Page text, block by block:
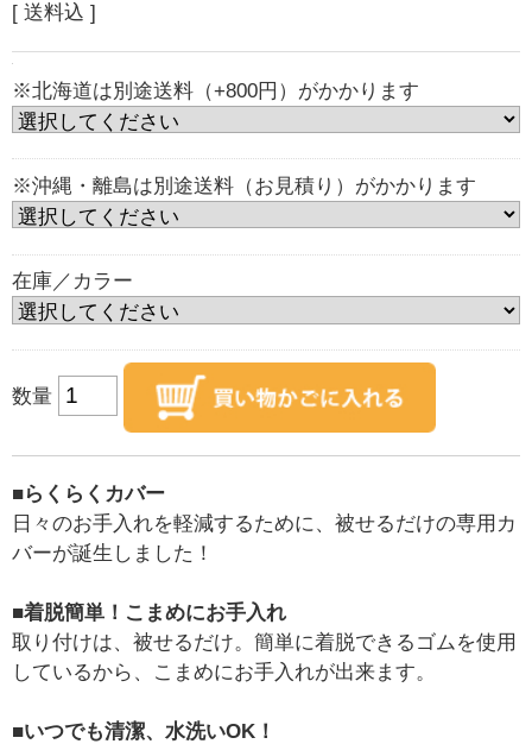
[ 送料込 ]
※北海道は別途送料（+800円）がかかります
※沖縄・離島は別途送料（お見積り）がかかります
在庫／カラー
数量
■らくらくカバー
日々のお手入れを軽減するために、被せるだけの専用カ
バーが誕生しました！
■着脱簡単！こまめにお手入れ
取り付けは、被せるだけ。簡単に着脱できるゴムを使用
しているから、こまめにお手入れが出来ます。
■いつでも清潔、水洗いOK！